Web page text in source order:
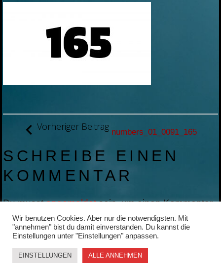
BEITRAGSNAVIGATION
Vorheriger Beitragnumbers_01_0091_165
SCHREIBE EINEN
KOMMENTAR
Du musstangemeldetsein, um einen Kommentar
abzugeben.
Wir benutzen Cookies. Aber nur die notwendigsten. Mit
"annehmen" bist du damit einverstanden. Du kannst die
Einstellungen unter "Einstellungen" anpassen.
EINSTELLUNGEN ALLE ANNEHMEN